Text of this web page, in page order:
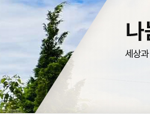
정기간행물
기부소식
자료실
삼보일배오체투지
자료실